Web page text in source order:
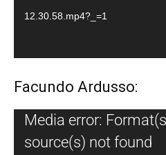
12.30.58.mp4?_=1
Facundo Ardusso:
Reproductor
de
Media error:
source(s) not found